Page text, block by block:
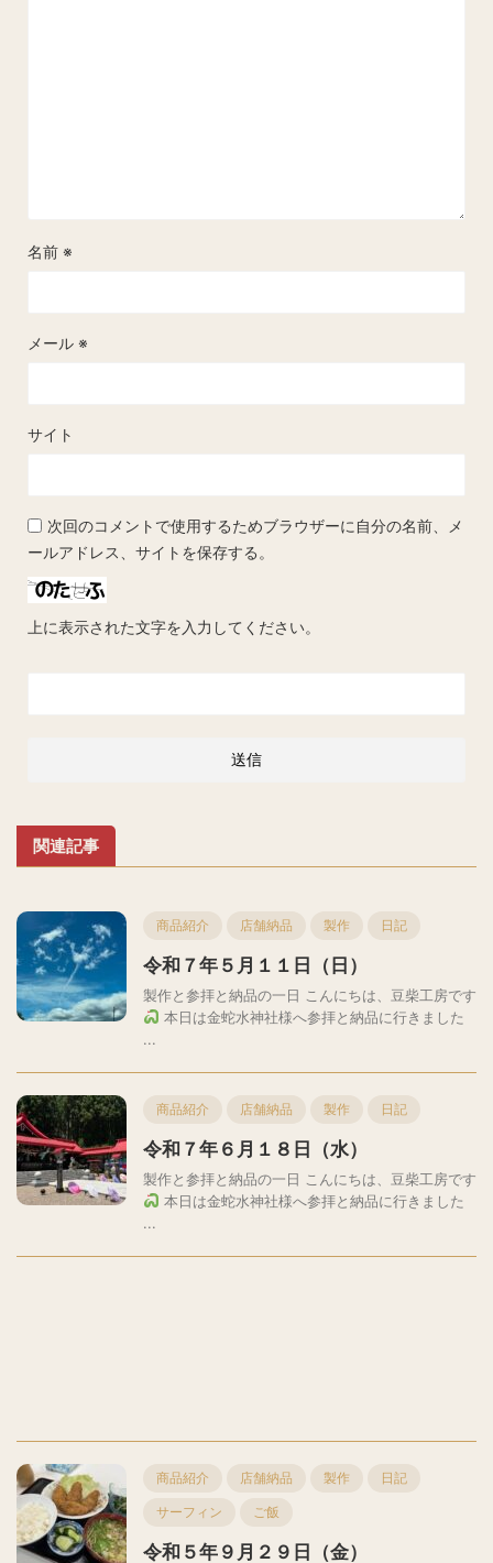
名前 ※
メール ※
サイト
次回のコメントで使用するためブラウザーに自分の名前、メ
ールアドレス、サイトを保存する。
上に表示された文字を入力してください。
関連記事
商品紹介 店舗納品 製作 日記
令和７年５月１１日（日）
製作と参拝と納品の一日 こんにちは、豆柴工房です
本日は金蛇水神社様へ参拝と納品に行きました
...
商品紹介 店舗納品 製作 日記
令和７年６月１８日（水）
製作と参拝と納品の一日 こんにちは、豆柴工房です
本日は金蛇水神社様へ参拝と納品に行きました
...
商品紹介 店舗納品 製作 日記
サーフィン ご飯
令和５年９月２９日（金）